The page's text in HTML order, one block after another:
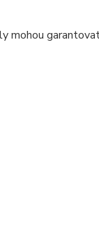
mohou